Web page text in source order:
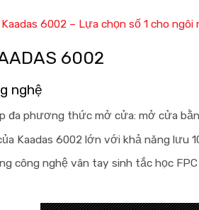
6002 – Lựa chọn số 1 cho ngôi
6002
nghệ
đa phương thức mở cửa: mở cửa
Kaadas 6002 lớn với khả năng lưu
công nghệ vân tay sinh tắc học